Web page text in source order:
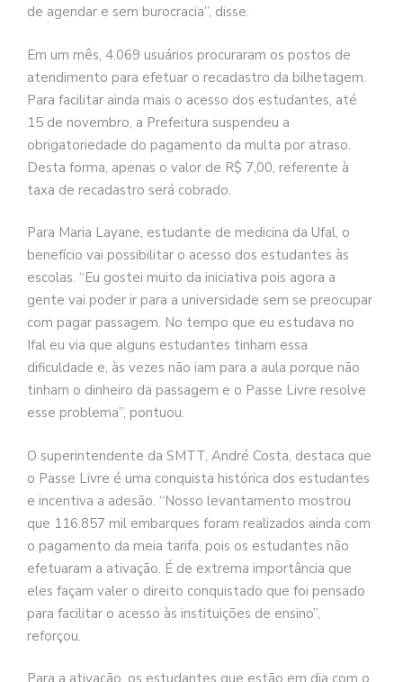
de agendar e sem burocracia”, disse.
Em um mês, 4.069 usuários procuraram os postos de
atendimento para efetuar o recadastro da bilhetagem.
Para facilitar ainda mais o acesso dos estudantes, até
15 de novembro, a Prefeitura suspendeu a
obrigatoriedade do pagamento da multa por atraso.
Desta forma, apenas o valor de R$ 7,00, referente à
taxa de recadastro será cobrado.
Para Maria Layane, estudante de medicina da Ufal, o
benefício vai possibilitar o acesso dos estudantes às
escolas. “Eu gostei muito da iniciativa pois agora a
gente vai poder ir para a universidade sem se preocupar
com pagar passagem. No tempo que eu estudava no
Ifal eu via que alguns estudantes tinham essa
dificuldade e, às vezes não iam para a aula porque não
tinham o dinheiro da passagem e o Passe Livre resolve
esse problema”, pontuou.
O superintendente da SMTT, André Costa, destaca que
o Passe Livre é uma conquista histórica dos estudantes
e incentiva a adesão. “Nosso levantamento mostrou
que 116.857 mil embarques foram realizados ainda com
o pagamento da meia tarifa, pois os estudantes não
efetuaram a ativação. É de extrema importância que
eles façam valer o direito conquistado que foi pensado
para facilitar o acesso às instituições de ensino”,
reforçou.